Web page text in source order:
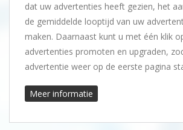
dat uw advertenties heeft gezien, het
de gemiddelde looptijd van uw
maken. Daarnaast kunt u met één klik
advertenties promoten en upgraden,
advertentie weer op de eerste pagina
Meer informatie